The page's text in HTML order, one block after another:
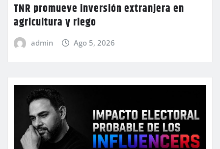
TNR promueve inversión extranjera en
agricultura y riego
admin Ago 5, 2026